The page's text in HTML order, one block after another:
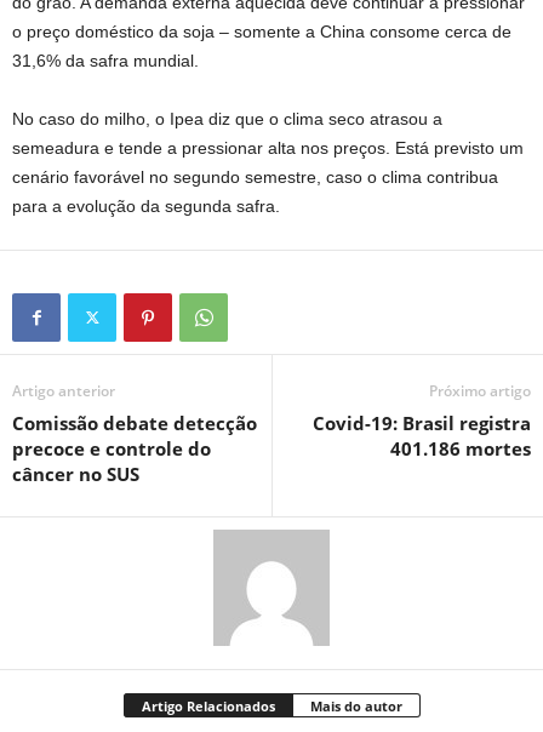
o preço doméstico da soja – somente a China consome cerca de
31,6% da safra mundial.
No caso do milho, o Ipea diz que o clima seco atrasou a
semeadura e tende a pressionar alta nos preços. Está previsto um
cenário favorável no segundo semestre, caso o clima contribua
para a evolução da segunda safra.
Artigo anterior
Comissão debate detecção
precoce e controle do
câncer no SUS
Próximo artigo
Covid-19: Brasil registra
401.186 mortes
Artigo Relacionados Mais do autor